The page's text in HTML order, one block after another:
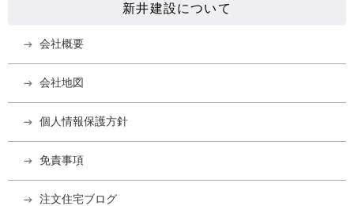
新井建設について
会社概要
会社地図
個人情報保護方針
免責事項
注文住宅ブログ